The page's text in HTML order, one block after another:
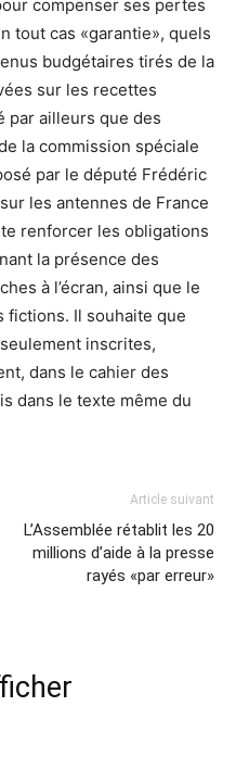
compenser ses pertes
tout cas «garantie», quels
budgétaires tirés de la
sur les recettes
par ailleurs que des
la commission spéciale
par le député Frédéric
les antennes de France
renforcer les obligations
la présence des
à l’écran, ainsi que le
fictions. Il souhaite que
inscrites,
dans le cahier des
dans le texte même du
Article suivant
L’Assemblée rétablit les 20
millions d’aide à la presse
rayés «par erreur»